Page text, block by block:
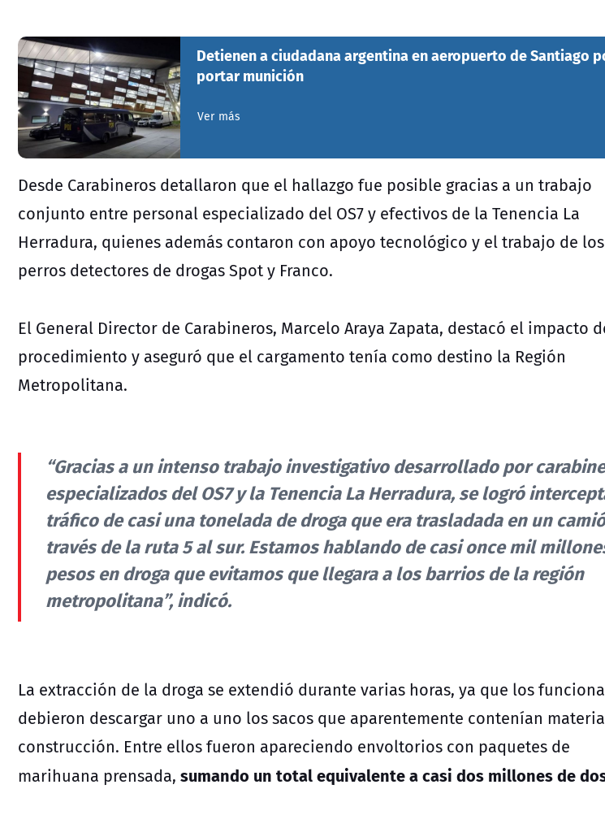
Detienen a ciudadana argentina en aeropuerto de Santiago
portar munición
Ver más
Desde Carabineros detallaron que el hallazgo fue posible gracias a un trabajo
conjunto entre personal especializado del OS7 y efectivos de la Tenencia La
Herradura, quienes además contaron con apoyo tecnológico y el trabajo de los
perros detectores de drogas Spot y Franco.
El General Director de Carabineros, Marcelo Araya Zapata, destacó el impacto
procedimiento y aseguró que el cargamento tenía como destino la Región
Metropolitana.
“Gracias a un intenso trabajo investigativo desarrollado por
especializados del OS7 y la Tenencia La Herradura, se logró
tráfico de casi una tonelada de droga que era trasladada en un
través de la ruta 5 al sur. Estamos hablando de casi once mil
pesos en droga que evitamos que llegara a los barrios de la región
metropolitana”, indicó.
La extracción de la droga se extendió durante varias horas, ya que los
debieron descargar uno a uno los sacos que aparentemente contenían
construcción. Entre ellos fueron apareciendo envoltorios con paquetes de
marihuana prensada, sumando un total equivalente a casi dos millones de